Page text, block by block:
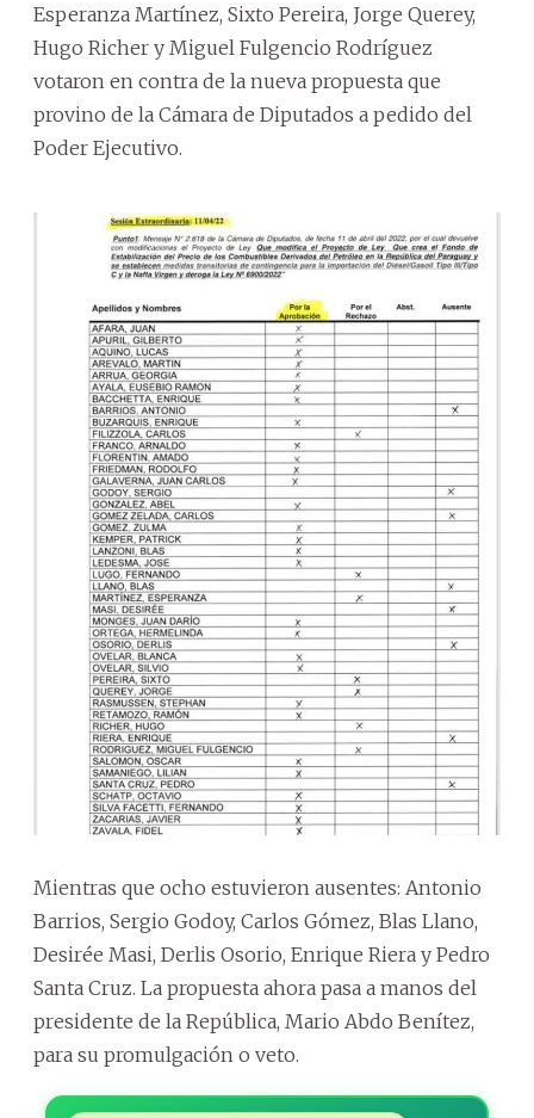
Esperanza Martínez, Sixto Pereira, Jorge Querey,
Hugo Richer y Miguel Fulgencio Rodríguez
votaron en contra de la nueva propuesta que
provino de la Cámara de Diputados a pedido del
Poder Ejecutivo.
Mientras que ocho estuvieron ausentes: Antonio
Barrios, Sergio Godoy, Carlos Gómez, Blas Llano,
Desirée Masi, Derlis Osorio, Enrique Riera y Pedro
Santa Cruz. La propuesta ahora pasa a manos del
presidente de la República, Mario Abdo Benítez,
para su promulgación o veto.